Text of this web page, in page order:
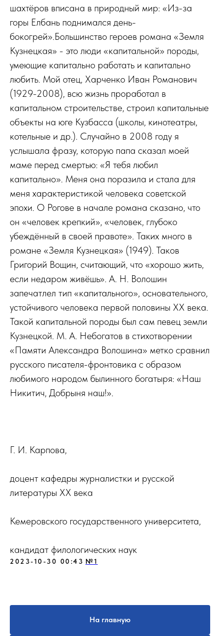
шахтёров вписана в природный мир: «Из-за
горы Елбань поднимался день-
бокогрей».Большинство героев романа «Земля
Кузнецкая» - это люди «капитальной» породы,
умеющие капитально работать и капитально
любить. Мой отец, Харченко Иван Романович
(1929-2008), всю жизнь проработал в
капитальном строительстве, строил капитальные
объекты на юге Кузбасса (школы, кинотеатры,
котельные и др.). Случайно в 2008 году я
услышала фразу, которую папа сказал моей
маме перед смертью: «Я тебя любил
капитально». Меня она поразила и стала для
меня характеристикой человека советской
эпохи. О Рогове в начале романа сказано, что
он «человек крепкий», «человек, глубоко
убеждённый в своей правоте». Таких много в
романе «Земля Кузнецкая» (1949). Таков
Григорий Вощин, считающий, что «хорошо жить,
если недаром живёшь». А. Н. Волошин
запечатлел тип «капитального», основательного,
устойчивого человека первой половины ХХ века.
Такой капитальной породы был сам певец земли
Кузнецкой. М. А. Небогатов в стихотворении
«Памяти Александра Волошина» метко сравнил
русского писателя-фронтовика с образом
любимого народом былинного богатыря: «Наш
Никитич, Добрыня наш!».
Г. И. Карпова,
доцент кафедры журналистки и русской
литературы ХХ века
Кемеровского государственного университета,
кандидат филологических наук
2023-10-30 00:43 №1
На главную